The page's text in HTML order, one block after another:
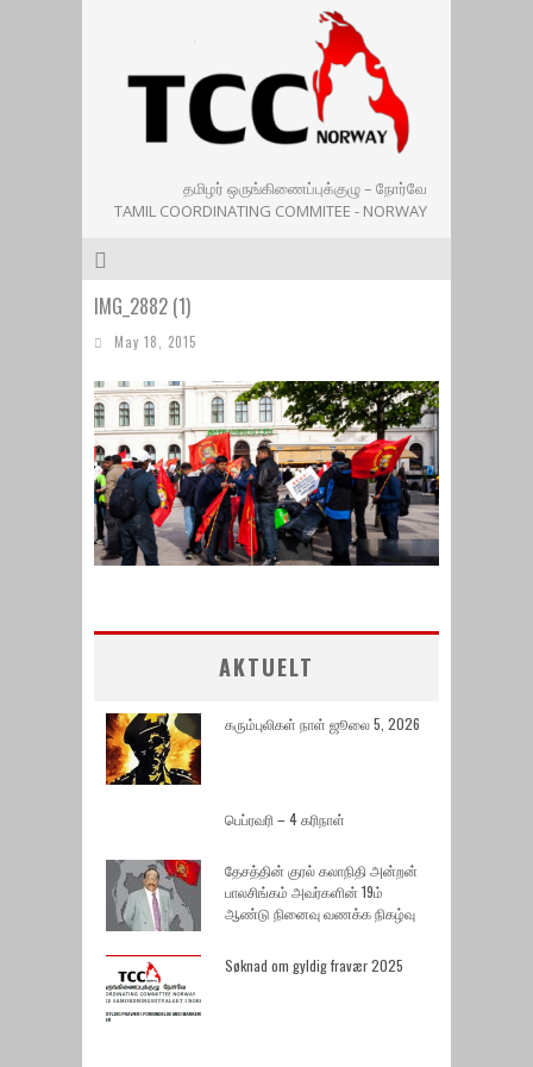
தமிழர் ஒருங்கிணைப்புக்குழு – நோர்வே
TAMIL COORDINATING COMMITEE - NORWAY
IMG_2882 (1)
May 18, 2015
AKTUELT
கரும்புலிகள் நாள் ஜூலை 5, 2026
பெப்ரவரி – 4 கரிநாள்
தேசத்தின் குரல் கலாநிதி அன்றன்
பாலசிங்கம் அவர்களின் 19ம்
ஆண்டு நினைவு வணக்க நிகழ்வு
Søknad om gyldig fravær 2025